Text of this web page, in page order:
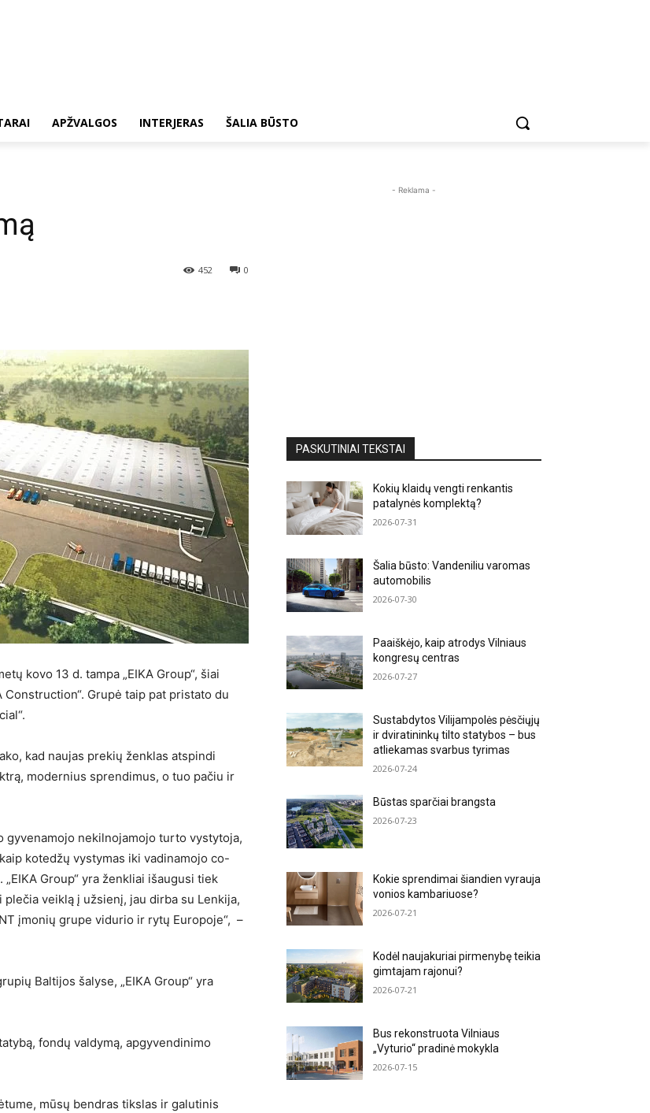
APŽVALGOS INTERJERAS ŠALIA BŪSTO
0
452
kovo 13 d. tampa „EIKA Group“, šiai
Construction“. Grupė taip pat pristato du
kad naujas prekių ženklas atspindi
modernius sprendimus, o tuo pačiu ir
gyvenamojo nekilnojamojo turto vystytoja,
kotedžų vystymas iki vadinamojo co-
Group“ yra ženkliai išaugusi tiek
veiklą į užsienį, jau dirba su Lenkija,
įmonių grupe vidurio ir rytų Europoje“, –
Baltijos šalyse, „EIKA Group“ yra
fondų valdymą, apgyvendinimo
mūsų bendras tikslas ir galutinis
- Reklama -
PASKUTINIAI TEKSTAI
Kokių klaidų vengti renkantis
patalynės komplektą?
2026-07-31
Šalia būsto: Vandeniliu varomas
automobilis
2026-07-30
Paaiškėjo, kaip atrodys Vilniaus
kongresų centras
2026-07-27
Sustabdytos Vilijampolės pėsčiųjų
ir dviratininkų tilto statybos – bus
atliekamas svarbus tyrimas
2026-07-24
Būstas sparčiai brangsta
2026-07-23
Kokie sprendimai šiandien vyrauja
vonios kambariuose?
2026-07-21
Kodėl naujakuriai pirmenybę teikia
gimtajam rajonui?
2026-07-21
Bus rekonstruota Vilniaus
„Vyturio“ pradinė mokykla
2026-07-15